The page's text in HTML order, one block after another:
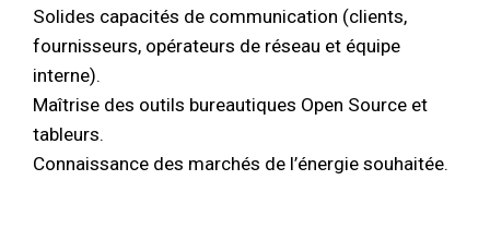
Solides capacités de communication (clients,
fournisseurs, opérateurs de réseau et équipe
interne).
Maîtrise des outils bureautiques Open Source et
tableurs.
Connaissance des marchés de l’énergie souhaitée.